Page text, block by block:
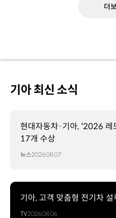
더
기아 최신 소식
현대자동차·기아, '2026 레
17개 수상
뉴스2026.08.07
기아, 고객 맞춤형 전기차 설
TV2026.08.06